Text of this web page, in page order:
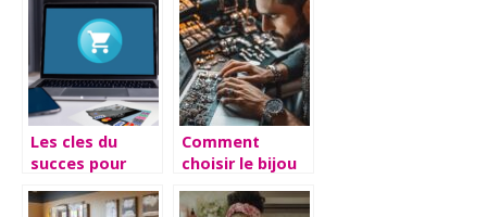
MonsieurJouet :
Le Paradis pour
les Amoureux
de Jeux et
Jouets
cadeaux
parfaits
Les cles du
succes pour
economies sur
Comment
choisir le bijou
idéal sur une